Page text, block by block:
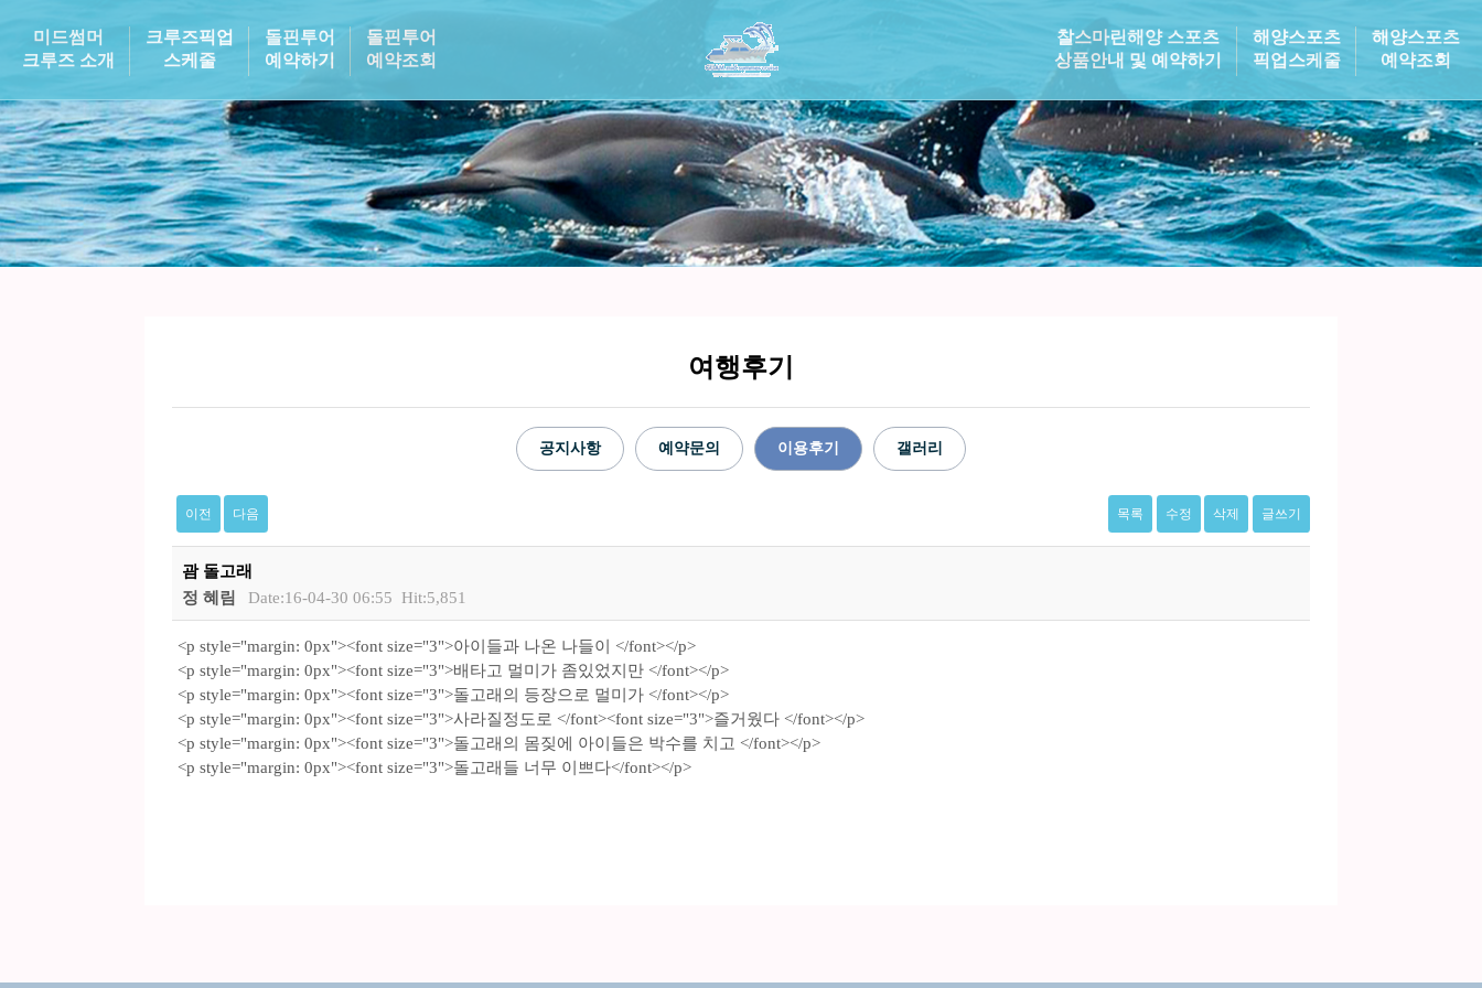
미드썸머
크루즈 소개
크루즈픽업
스케줄
돌핀투어
예약하기
돌핀투어
예약조회
찰스마린해양 스포츠
상품안내 및 예약하기
해양스포츠
픽업스케줄
해양스포츠
예약조회
여행후기
공지사항 예약문의 이용후기 갤러리
이전 다음 목록 수정 삭제 글쓰기
괌 돌고래
정 혜림
Date:16-04-30 06:55 Hit:5,851
<p style="margin: 0px"><font size="3">아이들과 나온 나들이 </font></p>
<p style="margin: 0px"><font size="3">배타고 멀미가 좀있었지만 </font></p>
<p style="margin: 0px"><font size="3">돌고래의 등장으로 멀미가 </font></p>
<p style="margin: 0px"><font size="3">사라질정도로 </font><font size="3">즐거웠다 </font></p>
<p style="margin: 0px"><font size="3">돌고래의 몸짖에 아이들은 박수를 치고 </font></p>
<p style="margin: 0px"><font size="3">돌고래들 너무 이쁘다</font></p>